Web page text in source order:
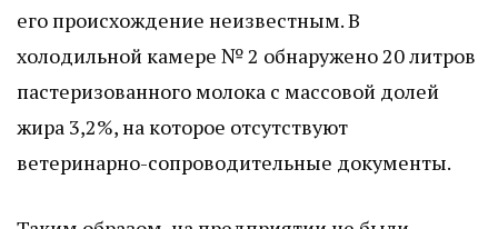
его происхождение неизвестным. В
холодильной камере № 2 обнаружено 20 литров
пастеризованного молока с массовой долей
жира 3,2%, на которое отсутствуют
ветеринарно-сопроводительные документы.